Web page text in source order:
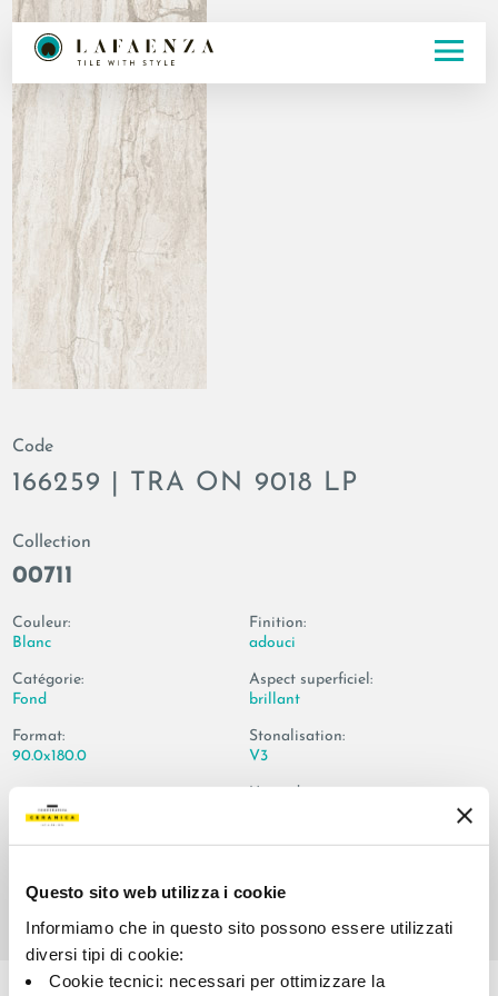
Questo sito web utilizza i cookie
Informiamo che in questo sito possono essere utilizzati
diversi tipi di cookie:
Cookie tecnici: necessari per ottimizzare la
Code
166259 | TRA ON 9018 LP
Collection
00711
Couleur:
Blanc
Catégorie:
Fond
Format:
90.0x180.0
Finition:
adouci
Aspect superficiel:
brillant
Stonalisation:
V3
Share: